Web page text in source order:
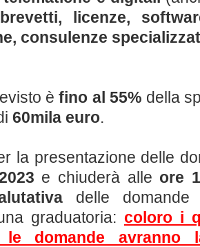
licenze,
consulenze
èfino al 55% della
60mila euro.
la presentazione delle
e chiuderà alle ore
delle
graduatoria: coloro i
le domande